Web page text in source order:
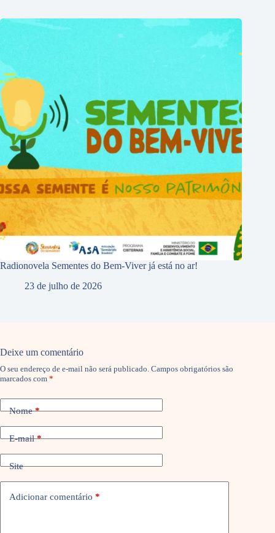
Radionovela Sementes do Bem-Viver já está no ar!
23 de julho de 2026
Deixe um comentário
O seu endereço de e-mail não será publicado. Campos obrigatórios são
marcados com *
Nome*
E-mail*
Site
Adicionar comentário *